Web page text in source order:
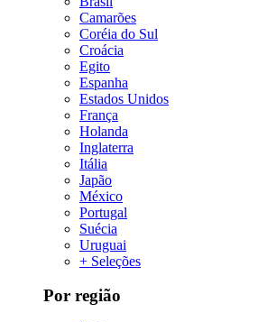
Camarões
Coréia do Sul
Croácia
Egito
Espanha
Estados Unidos
França
Holanda
Inglaterra
Itália
Japão
México
Portugal
Suécia
Uruguai
+ Seleções
Por região